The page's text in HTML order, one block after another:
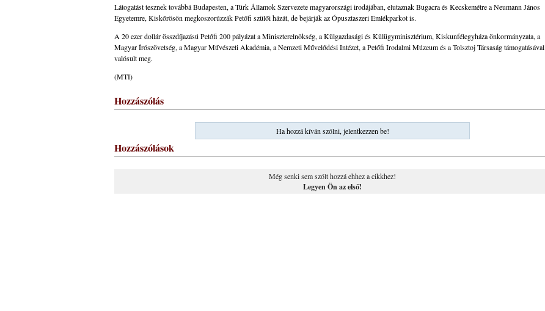
Látogatást tesznek továbbá Budapesten, a Türk Államok Szervezete magyarországi irodájában, elutaznak Bugacra és Kecskemétre a Neumann János
Egyetemre, Kiskőrösön megkoszorúzzák Petőfi szülői házát, de bejárják az Ópusztaszeri Emlékparkot is.
A 20 ezer dollár összdíjazású Petőfi 200 pályázat a Miniszterelnökség, a Külgazdasági és Külügyminisztérium, Kiskunfélegyháza önkormányzata, a
Magyar Írószövetség, a Magyar Művészeti Akadémia, a Nemzeti Művelődési Intézet, a Petőfi Irodalmi Múzeum és a Tolsztoj Társaság támogatásával
valósult meg.
(MTI)
Hozzászólás
Ha hozzá kíván szólni, jelentkezzen be!
Hozzászólások
Még senki sem szólt hozzá ehhez a cikkhez!
Legyen Ön az első!